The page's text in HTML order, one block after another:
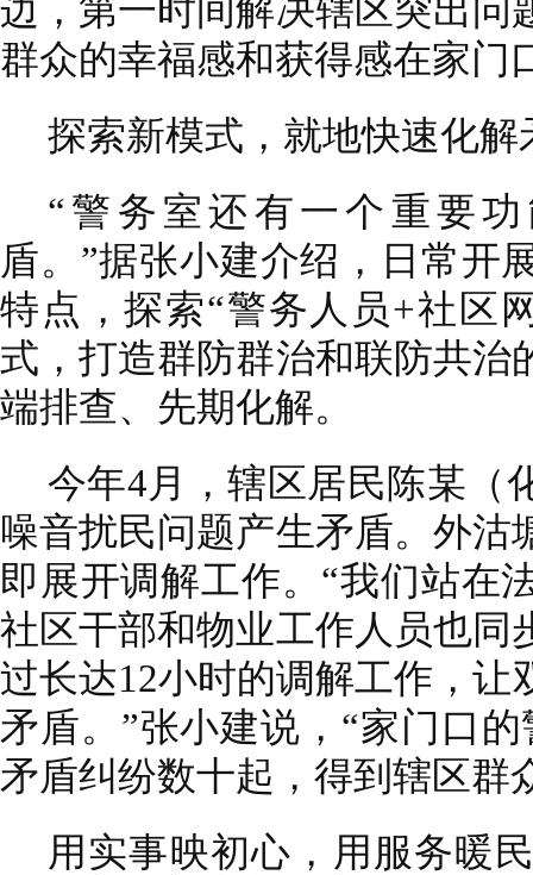
边，第一时间解决辖区突出问
群众的幸福感和获得感在家门
探索新模式，就地快速化解
“警务室还有一个重要
盾。”据张小建介绍，日常开
特点，探索“警务人员+社区
式，打造群防群治和联防共治
端排查、先期化解。
今年4月，辖区居民陈某（
噪音扰民问题产生矛盾。外沽
即展开调解工作。“我们站在
社区干部和物业工作人员也同
过长达12小时的调解工作，
矛盾。”张小建说，“家门口
矛盾纠纷数十起，得到辖区群
用实事映初心，用服务暖